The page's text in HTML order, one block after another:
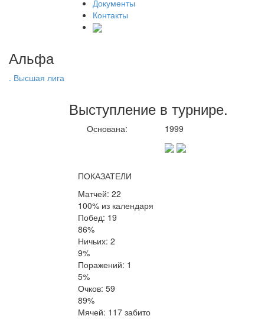
Документы
Контакты
Альфа
. Высшая лига
Выступление в турнире.
Основана: 1999
ПОКАЗАТЕЛИ
Матчей: 22
100% из календаря
Побед: 19
86%
Ничьих: 2
9%
Поражений: 1
5%
Очков: 59
89%
Мячей: 117 забито